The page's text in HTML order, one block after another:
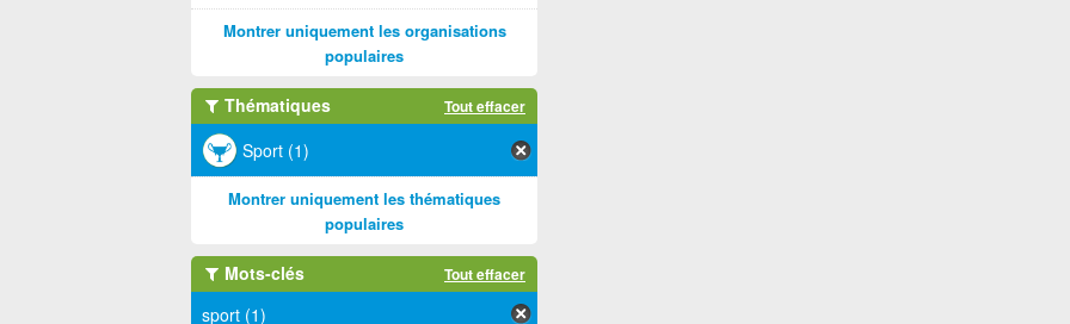
Montrer uniquement les organisations
populaires
Thématiques Tout effacer
Sport (1)
Montrer uniquement les thématiques
populaires
Mots-clés Tout effacer
sport (1)